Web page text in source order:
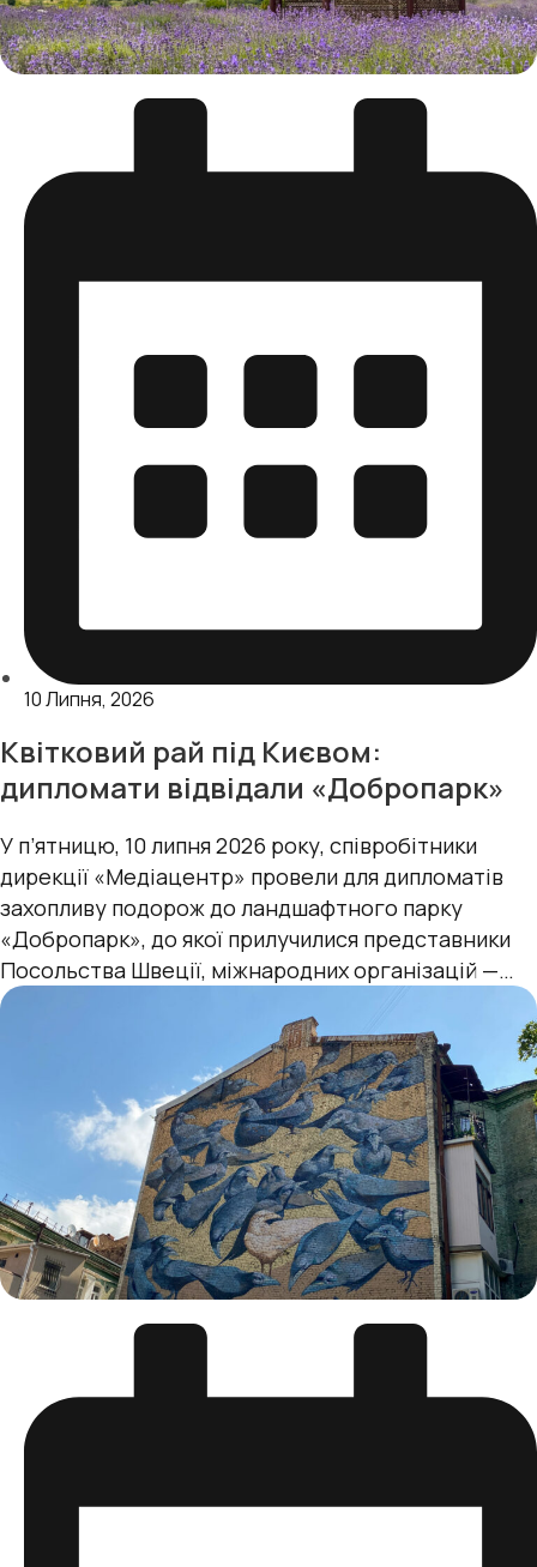
10 Липня, 2026
Квітковий рай під Києвом:
дипломати відвідали «Добропарк»
У п’ятницю, 10 липня 2026 року, cпівробітники
дирекції «Медіацентр» провели для дипломатів
захопливу подорож до ландшафтного парку
«Добропарк», до якої прилучилися представники
Посольства Швеції, міжнародних організацій —
Консультативної місії Європейського